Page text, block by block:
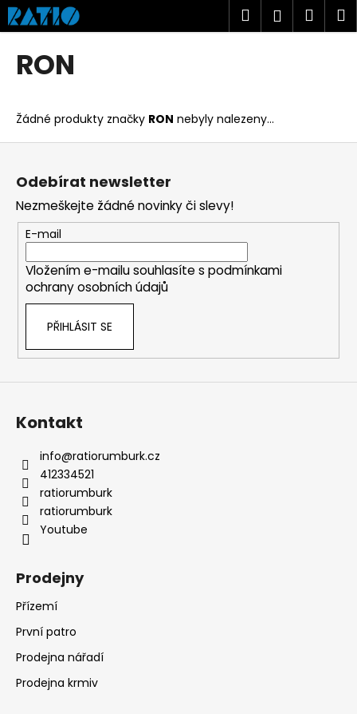
Přejít
na
obsah
Hledat
RON
Žádné produkty značky RON nebyly nalezeny...
K
o
o
p
o
t
ř
e
b
e
n
a
í
?
D
o
p
o
r
Z
Odebírat newsletter
Nezmeškejte žádné novinky či slevy!
E-mail
Vložením e-mailu souhlasíte s podmínkami
ochrany osobních údajů
PŘIHLÁSIT SE
Kontakt
info@ratiorumburk.cz
412334521
ratiorumburk
ratiorumburk
Youtube
Prodejny
Přízemí
První patro
Prodejna nářadí
Prodejna krmiv